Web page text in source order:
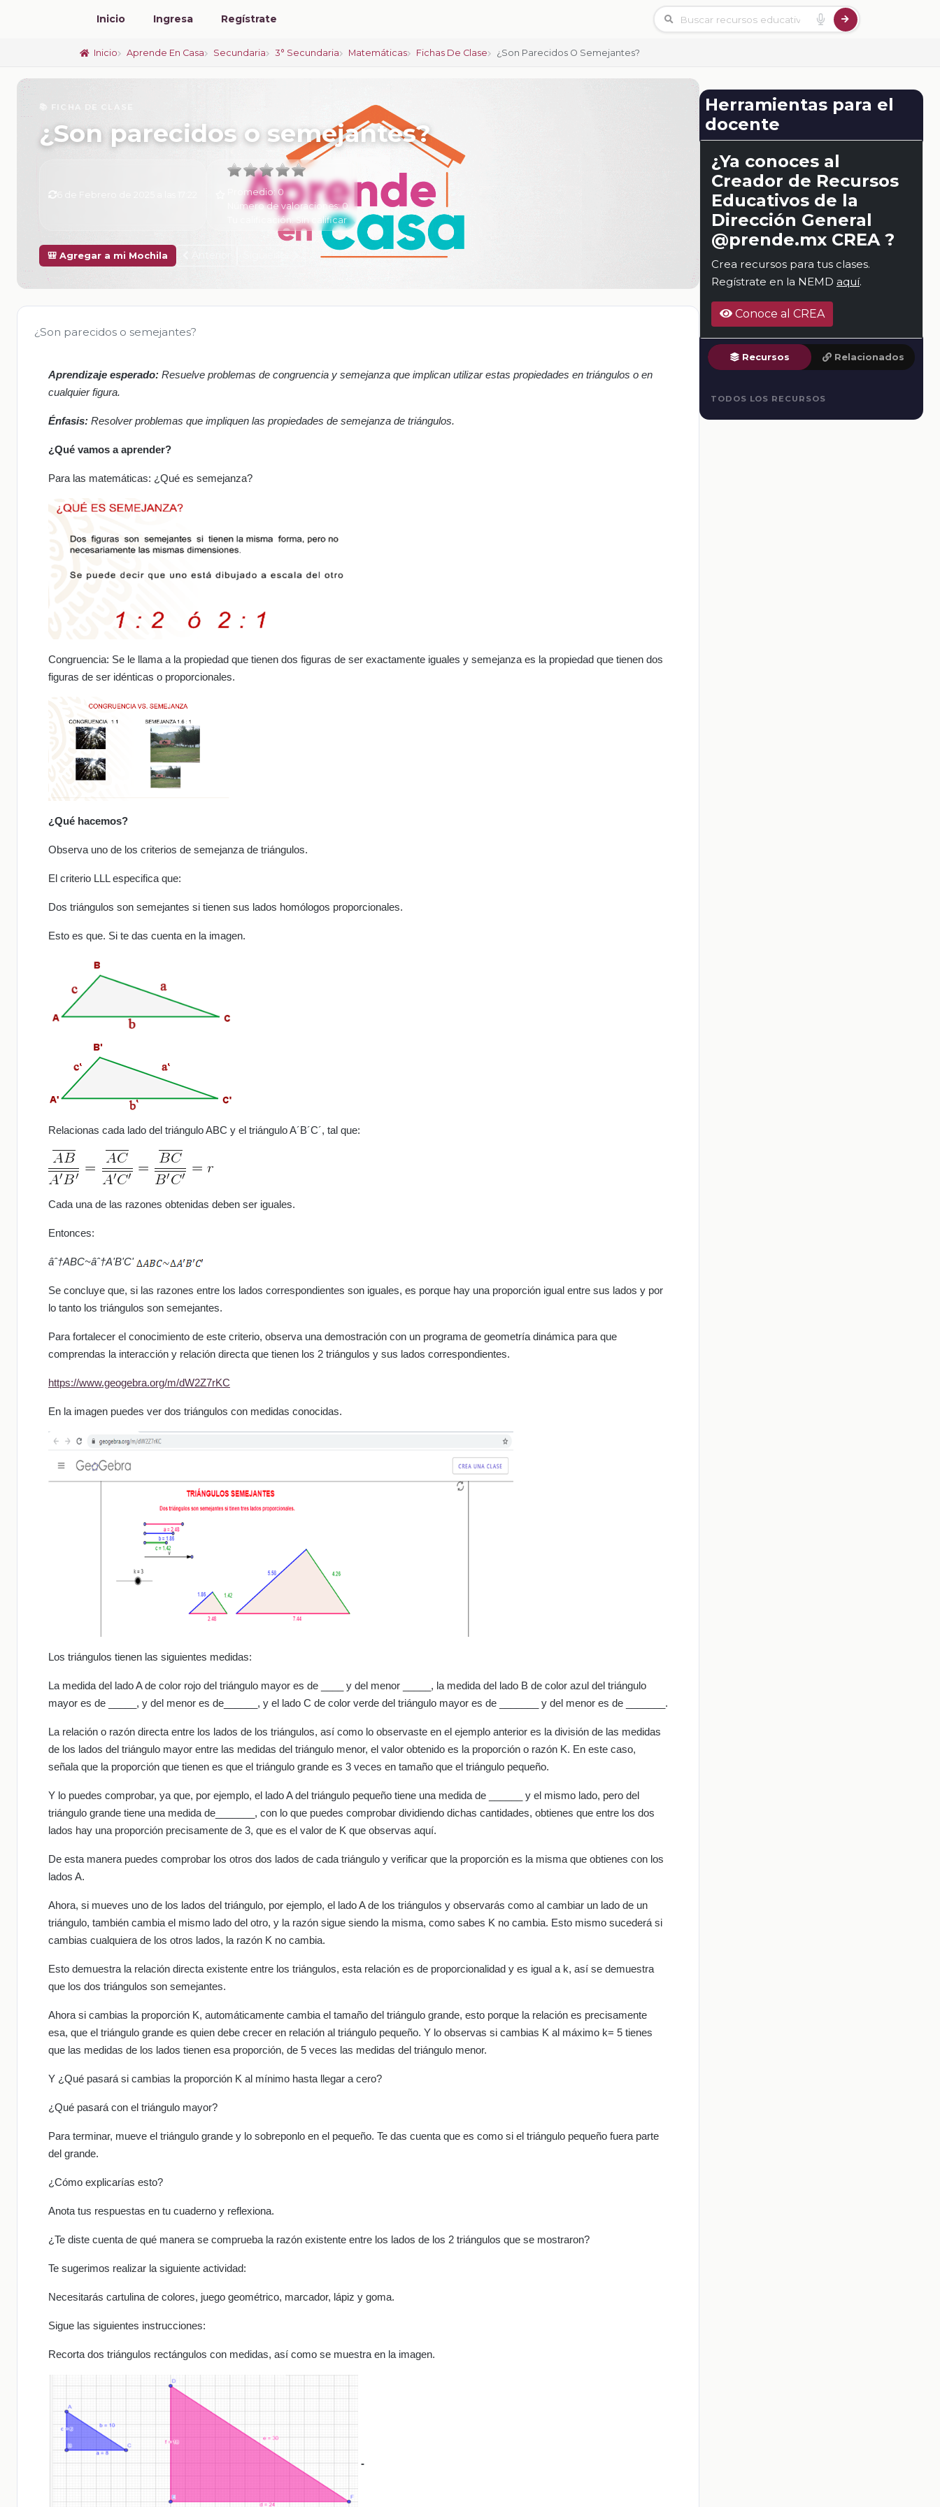
Inicio Ingresa Regístrate
Inicio Aprende En Casa Secundaria 3° Secundaria Matemáticas Fichas De Clase ¿Son Parecidos O Semejantes?
📚 FICHA DE CLASE
¿Son parecidos o semejantes?
Promedio: 0
Número de valoraciones:0
Tu calificación:Sin calificar
🎒 Agregar a mi Mochila
¿Son parecidos o semejantes?
Aprendizaje esperado: Resuelve problemas de congruencia y semejanza que implican utilizar estas propiedades en triángulos o en
cualquier figura.
Énfasis: Resolver problemas que impliquen las propiedades de semejanza de triángulos.
¿Qué vamos a aprender?
Para las matemáticas: ¿Qué es semejanza?
Congruencia: Se le llama a la propiedad que tienen dos figuras de ser exactamente iguales y semejanza es la propiedad que tienen dos
figuras de ser idénticas o proporcionales.
¿Qué hacemos?
Observa uno de los criterios de semejanza de triángulos.
El criterio LLL especifica que:
Dos triángulos son semejantes si tienen sus lados homólogos proporcionales.
Esto es que. Si te das cuenta en la imagen.
Relacionas cada lado del triángulo ABC y el triángulo A´B´C´, tal que:
Cada una de las razones obtenidas deben ser iguales.
Entonces:
âˆ†ABC~âˆ†A'B'C'
Se concluye que, si las razones entre los lados correspondientes son iguales, es porque hay una proporción igual entre sus lados y por
lo tanto los triángulos son semejantes.
Para fortalecer el conocimiento de este criterio, observa una demostración con un programa de geometría dinámica para que
comprendas la interacción y relación directa que tienen los 2 triángulos y sus lados correspondientes.
https://www.geogebra.org/m/dW2Z7rKC
En la imagen puedes ver dos triángulos con medidas conocidas.
Los triángulos tienen las siguientes medidas:
La medida del lado A de color rojo del triángulo mayor es de ____ y del menor _____, la medida del lado B de color azul del triángulo
mayor es de _____, y del menor es de______, y el lado C de color verde del triángulo mayor es de _______ y del menor es de _______.
La relación o razón directa entre los lados de los triángulos, así como lo observaste en el ejemplo anterior es la división de las medidas
de los lados del triángulo mayor entre las medidas del triángulo menor, el valor obtenido es la proporción o razón K. En este caso,
señala que la proporción que tienen es que el triángulo grande es 3 veces en tamaño que el triángulo pequeño.
Y lo puedes comprobar, ya que, por ejemplo, el lado A del triángulo pequeño tiene una medida de ______ y el mismo lado, pero del
triángulo grande tiene una medida de_______, con lo que puedes comprobar dividiendo dichas cantidades, obtienes que entre los dos
lados hay una proporción precisamente de 3, que es el valor de K que observas aquí.
De esta manera puedes comprobar los otros dos lados de cada triángulo y verificar que la proporción es la misma que obtienes con los
lados A.
Ahora, si mueves uno de los lados del triángulo, por ejemplo, el lado A de los triángulos y observarás como al cambiar un lado de un
triángulo, también cambia el mismo lado del otro, y la razón sigue siendo la misma, como sabes K no cambia. Esto mismo sucederá si
cambias cualquiera de los otros lados, la razón K no cambia.
Esto demuestra la relación directa existente entre los triángulos, esta relación es de proporcionalidad y es igual a k, así se demuestra
que los dos triángulos son semejantes.
Ahora si cambias la proporción K, automáticamente cambia el tamaño del triángulo grande, esto porque la relación es precisamente
esa, que el triángulo grande es quien debe crecer en relación al triángulo pequeño. Y lo observas si cambias K al máximo k= 5 tienes
que las medidas de los lados tienen esa proporción, de 5 veces las medidas del triángulo menor.
Y ¿Qué pasará si cambias la proporción K al mínimo hasta llegar a cero?
¿Qué pasará con el triángulo mayor?
Para terminar, mueve el triángulo grande y lo sobreponlo en el pequeño. Te das cuenta que es como si el triángulo pequeño fuera parte
del grande.
¿Cómo explicarías esto?
Anota tus respuestas en tu cuaderno y reflexiona.
¿Te diste cuenta de qué manera se comprueba la razón existente entre los lados de los 2 triángulos que se mostraron?
Te sugerimos realizar la siguiente actividad:
Necesitarás cartulina de colores, juego geométrico, marcador, lápiz y goma.
Sigue las siguientes instrucciones:
Recorta dos triángulos rectángulos con medidas, así como se muestra en la imagen.
-
Herramientas para el
docente
¿Ya conoces al
Creador de Recursos
Educativos de la
Dirección General
@prende.mx CREA ?
Crea recursos para tus clases.
Regístrate en la NEMD aquí.
Conoce al CREA
Recursos Relacionados
TODOS LOS RECURSOS